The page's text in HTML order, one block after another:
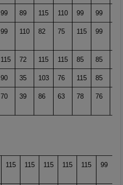
99 89 115 110 99 99
99 110 82 75 115 99
115 72 115 115 85 85
90 35 103 76 115 85
70 39 86 63 78 76
115 115 115 115 115 99